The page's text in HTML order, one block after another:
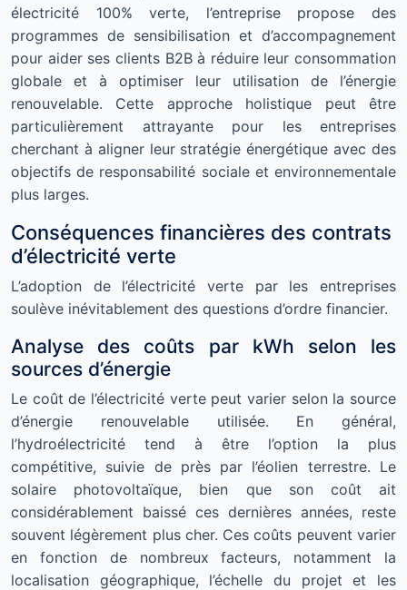
électricité 100% verte, l’entreprise propose des
programmes de sensibilisation et d’accompagnement
pour aider ses clients B2B à réduire leur consommation
globale et à optimiser leur utilisation de l’énergie
renouvelable. Cette approche holistique peut être
particulièrement attrayante pour les entreprises
cherchant à aligner leur stratégie énergétique avec des
objectifs de responsabilité sociale et environnementale
plus larges.
Conséquences financières des contrats
d’électricité verte
L’adoption de l’électricité verte par les entreprises
soulève inévitablement des questions d’ordre financier.
Analyse des coûts par kWh selon les
sources d’énergie
Le coût de l’électricité verte peut varier selon la source
d’énergie renouvelable utilisée. En général,
l’hydroélectricité tend à être l’option la plus
compétitive, suivie de près par l’éolien terrestre. Le
solaire photovoltaïque, bien que son coût ait
considérablement baissé ces dernières années, reste
souvent légèrement plus cher. Ces coûts peuvent varier
en fonction de nombreux facteurs, notamment la
localisation géographique, l’échelle du projet et les